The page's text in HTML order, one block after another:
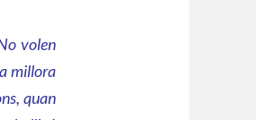
volen
millora
quan